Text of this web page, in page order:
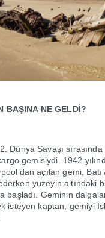
BAŞINA NE GELDİ?
Dünya Savaşı
gemisiydi. 1942
açılan gemi, Batı
yüzeyin altındaki
başladı. Geminin
isteyen kaptan, gemiyi